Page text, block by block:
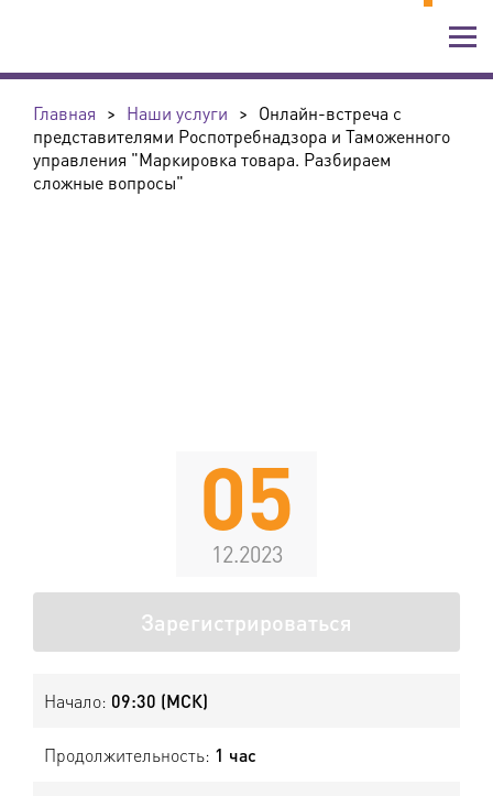
Главная > Наши услуги > Онлайн-встреча с
представителями Роспотребнадзора и Таможенного
управления "Маркировка товара. Разбираем
сложные вопросы"
05
12.2023
Зарегистрироваться
Начало: 09:30 (МСК)
Продолжительность: 1 час